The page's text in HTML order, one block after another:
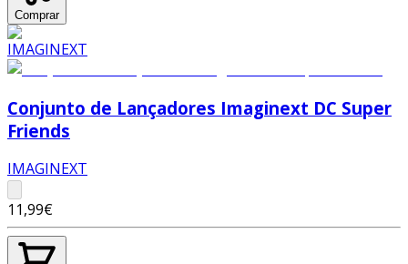
Comprar
Conjunto de Lançadores Imaginext DC Super
Friends
IMAGINEXT
11,99€